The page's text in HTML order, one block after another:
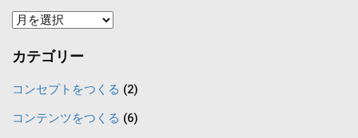
コ
テ
ン
カテゴリー
コンセプトをつくる (2)
コンテンツをつくる (6)